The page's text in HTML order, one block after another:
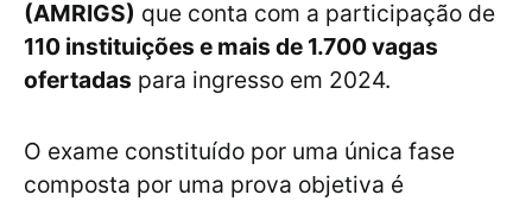
(AMRIGS) que conta com a participação de
110 instituições e mais de 1.700 vagas
ofertadas para ingresso em 2024.
O exame constituído por uma única fase
composta por uma prova objetiva é